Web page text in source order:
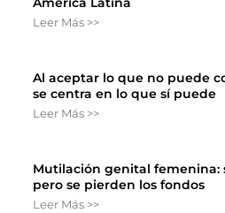
Leer Más >>
Al aceptar lo que no puede
se centra en lo que sí puede
Leer Más >>
Mutilación genital femenina:
pero se pierden los fondos
Leer Más >>